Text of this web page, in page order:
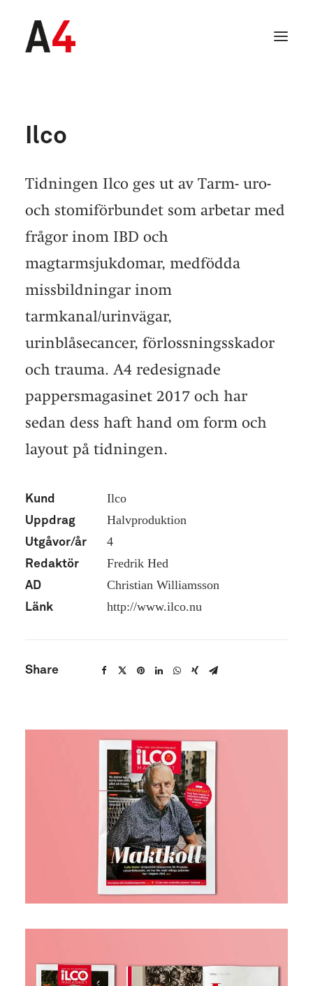
SEARCH
Ilco
Tidningen Ilco ges ut av Tarm- uro-
och stomiförbundet som arbetar med
frågor inom IBD och
magtarmsjukdomar, medfödda
missbildningar inom
tarmkanal/urinvägar,
urinblåsecancer, förlossningsskador
och trauma. A4 redesignade
pappersmagasinet 2017 och har
sedan dess haft hand om form och
layout på tidningen.
Kund Ilco
Uppdrag Halvproduktion
Utgåvor/år 4
Redaktör Fredrik Hed
AD Christian Williamsson
Länk http://www.ilco.nu
Share